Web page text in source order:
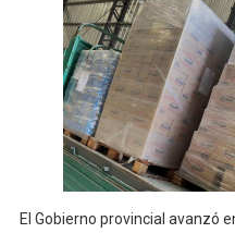
El Gobierno provincial avanzó